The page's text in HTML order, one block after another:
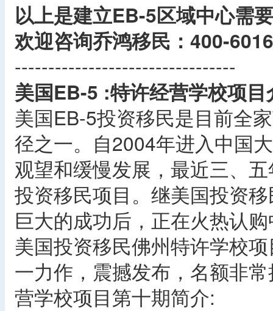
以上是建立EB-5区域中心需
欢迎咨询乔鸿移民：400-
---------------------------------
美国EB-5 :特许经营学校项目
美国EB-5投资移民是目前全
径之一。自2004年进入中国
观望和缓慢发展，最近三、
投资移民项目。继美国投资
巨大的成功后，正在火热认
美国投资移民佛州特许学校
一力作，震撼发布，名额非
营学校项目第十期简介: